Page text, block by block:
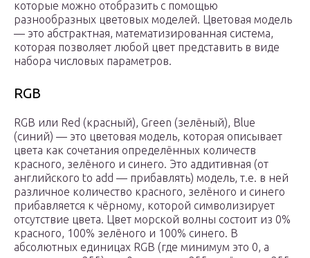
которые можно отобразить с помощью
разнообразных цветовых моделей. Цветовая модель
— это абстрактная, математизированная система,
которая позволяет любой цвет представить в виде
набора числовых параметров.
RGB
RGB или Red (красный), Green (зелёный), Blue
(синий) — это цветовая модель, которая описывает
цвета как сочетания определённых количеств
красного, зелёного и синего. Это аддитивная (от
английского to add — прибавлять) модель, т.е. в ней
различное количество красного, зелёного и синего
прибавляется к чёрному, которой символизирует
отсутствие цвета. Цвет морской волны состоит из 0%
красного, 100% зелёного и 100% синего. В
абсолютных единицах RGB (где минимум это 0, а